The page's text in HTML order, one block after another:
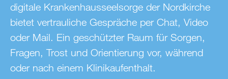
digitale Krankenhausseelsorge der Nordkirche
bietet vertrauliche Gespräche per Chat, Video
oder Mail. Ein geschützter Raum für Sorgen,
Fragen, Trost und Orientierung vor, während
oder nach einem Klinikaufenthalt.